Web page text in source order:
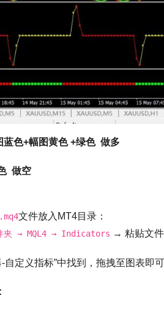
色+幅图黄色 +绿色 做多
做空
.mq4文件放入MT4目录：
夹 → MQL4 → Indicators → 粘贴文
自定义指标”中找到，拖拽至图表即可